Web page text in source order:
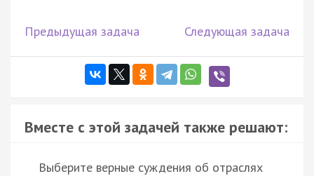
Предыдущая задача Следующая задача
Вместе с этой задачей также решают:
Выберите верные суждения об отраслях